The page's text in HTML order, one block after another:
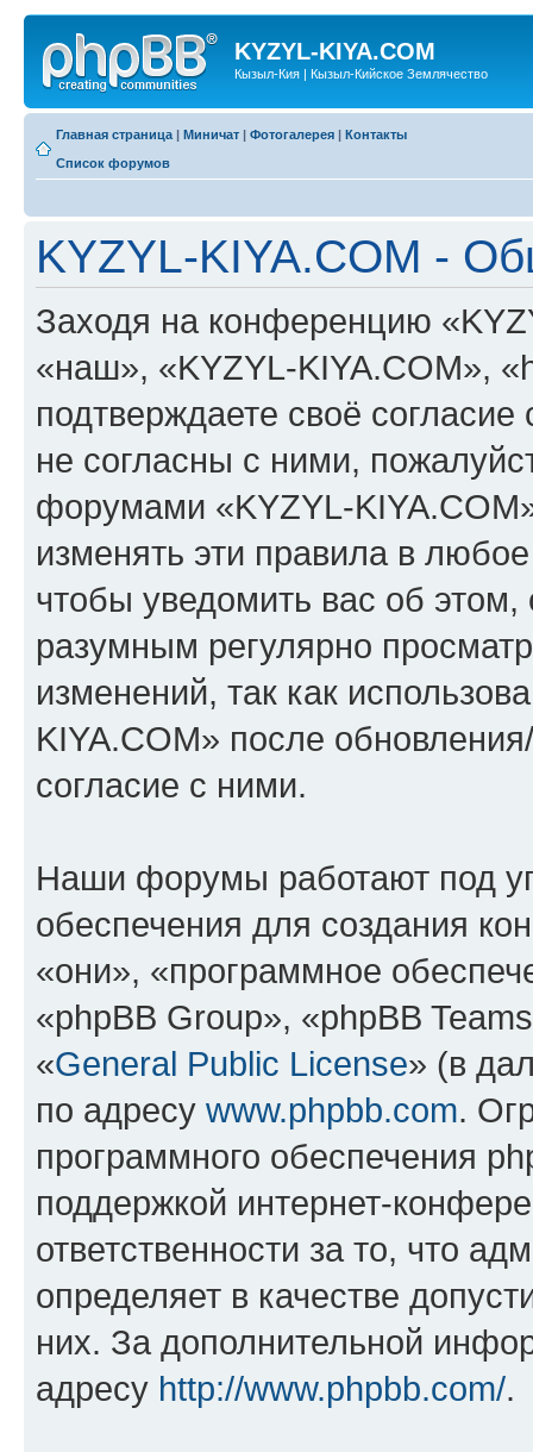
KYZYL-KIYA.COM
Кызыл-Кия | Кызыл-Кийское Землячество
Главная страница | Миничат | Фотогалерея | Контакты
Список форумов
KYZYL-KIYA.COM -
Заходя на конференцию
«наш», «KYZYL-KIYA.COM»,
подтверждаете своё
не согласны с ними,
форумами «KYZYL-
изменять эти правила в
чтобы уведомить вас об
разумным регулярно
изменений, так как
KIYA.COM» после
согласие с ними.
Наши форумы работают под
обеспечения для создания
«они», «программное
«phpBB Group», «phpBB
«General Public License» (в
по адресу www.phpbb.com.
программного обеспечения
поддержкой интернет-
ответственности за то, что
определяет в качестве
них. За дополнительной
адресу http://www.phpbb.com/.